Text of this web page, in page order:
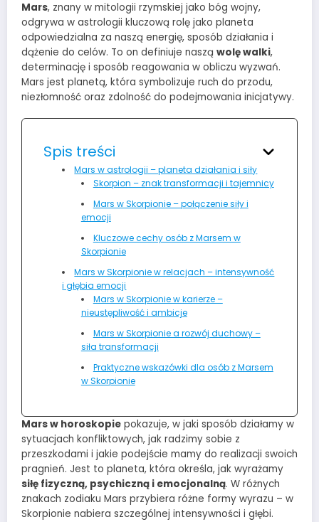
Mars, znany w mitologii rzymskiej jako bóg wojny,
odgrywa w astrologii kluczową rolę jako planeta
odpowiedzialna za naszą energię, sposób działania i
dążenie do celów. To on definiuje naszą wolę walki,
determinację i sposób reagowania w obliczu wyzwań.
Mars jest planetą, która symbolizuje ruch do przodu,
niezłomność oraz zdolność do podejmowania inicjatywy.
Spis treści
Mars w astrologii – planeta działania i siły
Skorpion – znak transformacji i tajemnicy
Mars w Skorpionie – połączenie siły i
emocji
Kluczowe cechy osób z Marsem w
Skorpionie
Mars w Skorpionie w relacjach – intensywność
i głębia emocji
Mars w Skorpionie w karierze –
nieustępliwość i ambicje
Mars w Skorpionie a rozwój duchowy –
siła transformacji
Praktyczne wskazówki dla osób z Marsem
w Skorpionie
Mars w horoskopie pokazuje, w jaki sposób działamy w
sytuacjach konfliktowych, jak radzimy sobie z
przeszkodami i jakie podejście mamy do realizacji swoich
pragnień. Jest to planeta, która określa, jak wyrażamy
siłę fizyczną, psychiczną i emocjonalną. W różnych
znakach zodiaku Mars przybiera różne formy wyrazu – w
Skorpionie nabiera szczególnej intensywności i głębi.